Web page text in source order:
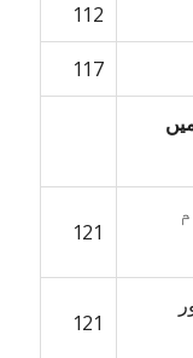
112
117
121
121